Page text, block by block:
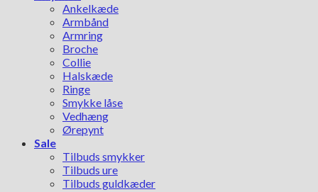
Ankelkæde
Armbånd
Armring
Broche
Collie
Halskæde
Ringe
Smykke låse
Vedhæng
Ørepynt
Sale
Tilbuds smykker
Tilbuds ure
Tilbuds guldkæder